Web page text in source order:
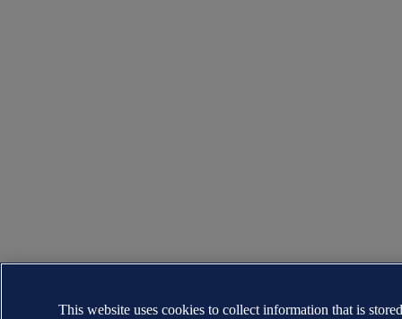
This website uses cookies to collect information that is